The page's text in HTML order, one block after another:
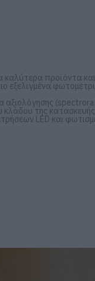
καλύτερα προϊόντα
εξελιγμένα
αξιολόγησης
κλάδου της
LED και